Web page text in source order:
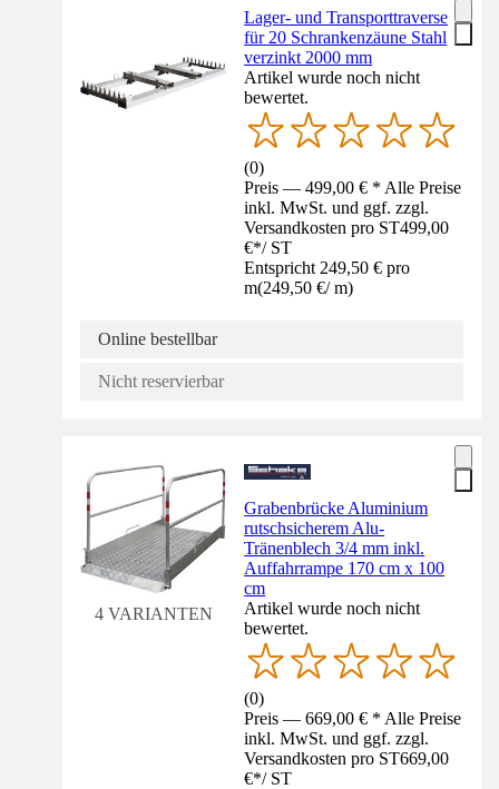
Lager- und Transporttraverse
für 20 Schrankenzäune Stahl
verzinkt 2000 mm
Artikel wurde noch nicht
bewertet.
(0)
Preis — 499,00 € * Alle Preise
inkl. MwSt. und ggf. zzgl.
Versandkosten pro ST499,00
€*/ ST
Entspricht 249,50 € pro
m(249,50 €/ m)
Online bestellbar
Nicht reservierbar
4 VARIANTEN
Grabenbrücke Aluminium
rutschsicherem Alu-
Tränenblech 3/4 mm inkl.
Auffahrrampe 170 cm x 100
cm
Artikel wurde noch nicht
bewertet.
(0)
Preis — 669,00 € * Alle Preise
inkl. MwSt. und ggf. zzgl.
Versandkosten pro ST669,00
€*/ ST